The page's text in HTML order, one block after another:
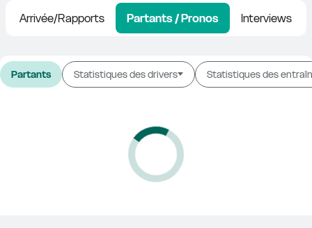
Arrivée/Rapports Partants / Pronos Interviews
Partants Statistiques des drivers Statistiques des